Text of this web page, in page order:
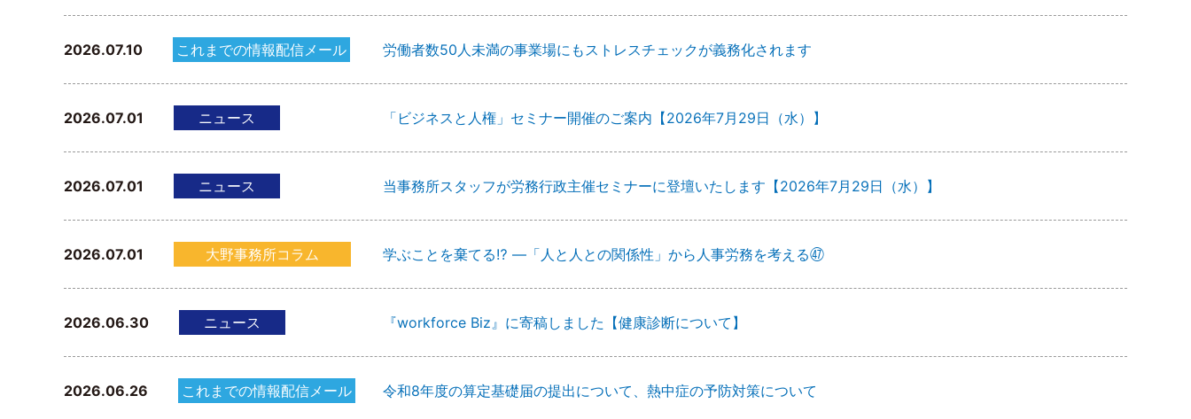
2026.07.10 これまでの情報配信メール 労働者数50人未満の事業場にもストレスチェックが義務化されます
2026.07.01 ニュース 「ビジネスと人権」セミナー開催のご案内【2026年7月29日（水）】
2026.07.01 ニュース 当事務所スタッフが労務行政主催セミナーに登壇いたします【2026年7月29日（水）】
2026.07.01 大野事務所コラム 学ぶことを棄てる⁉ ―「人と人との関係性」から人事労務を考える㊼
2026.06.30 ニュース 『workforce Biz』に寄稿しました【健康診断について】
2026.06.26 これまでの情報配信メール 令和8年度の算定基礎届の提出について、熱中症の予防対策について